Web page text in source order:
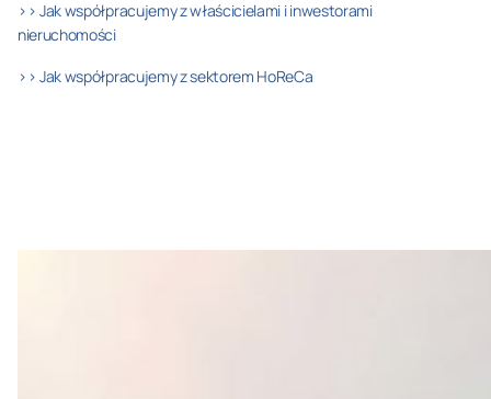
>> Jak współpracujemy z właścicielami i inwestorami
nieruchomości
>> Jak współpracujemy z sektorem HoReCa